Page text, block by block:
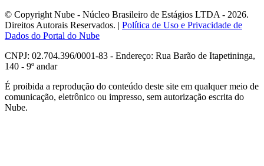
© Copyright Nube - Núcleo Brasileiro de Estágios LTDA - 2026.
Direitos Autorais Reservados. | Política de Uso e Privacidade de
Dados do Portal do Nube
CNPJ: 02.704.396/0001-83 - Endereço: Rua Barão de Itapetininga,
140 - 9º andar
É proibida a reprodução do conteúdo deste site em qualquer meio de
comunicação, eletrônico ou impresso, sem autorização escrita do
Nube.